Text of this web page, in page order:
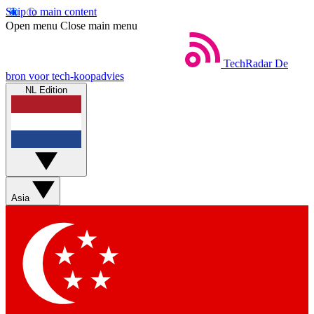
Skip to main content
Open menu Close main menu
TechRadar De
bron voor tech-koopadvies
NL Edition
Asia